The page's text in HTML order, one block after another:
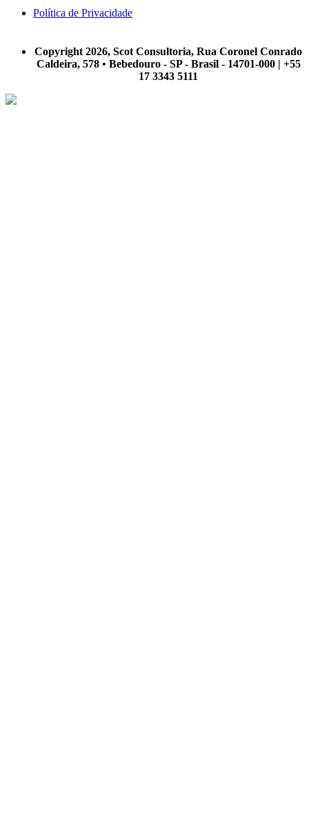
Política de Privacidade
Copyright 2026, Scot Consultoria, Rua Coronel Conrado
Caldeira, 578 • Bebedouro - SP - Brasil - 14701-000 | +55
17 3343 5111